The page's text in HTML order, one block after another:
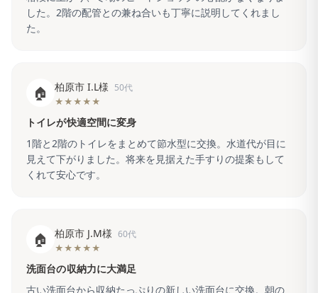
した。2階の配管との兼ね合いも丁寧に説明してくれまし
た。
🏠 柏原市 I.L様 50代
★★★★★
トイレが快適空間に変身
1階と2階のトイレをまとめて節水型に交換。水道代が目に
見えて下がりました。将来を見据えた手すりの提案もして
くれて安心です。
🏠 柏原市 J.M様 60代
★★★★★
洗面台の収納力に大満足
古い洗面台から収納たっぷりの新しい洗面台に交換。朝の